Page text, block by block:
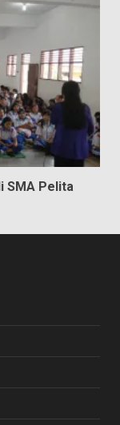
SMA Pelita